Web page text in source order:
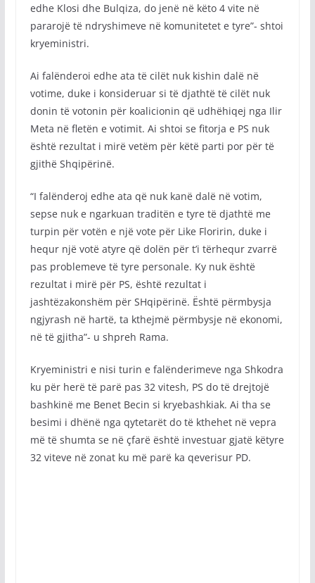
edhe Klosi dhe Bulqiza, do jenë në këto 4 vite në
pararojë të ndryshimeve në komunitetet e tyre”- shtoi
kryeministri.
Ai falënderoi edhe ata të cilët nuk kishin dalë në
votime, duke i konsideruar si të djathtë të cilët nuk
donin të votonin për koalicionin që udhëhiqej nga Ilir
Meta në fletën e votimit. Ai shtoi se fitorja e PS nuk
është rezultat i mirë vetëm për këtë parti por për të
gjithë Shqipërinë.
“I falënderoj edhe ata që nuk kanë dalë në votim,
sepse nuk e ngarkuan traditën e tyre të djathtë me
turpin për votën e një vote për Like Floririn, duke i
hequr një votë atyre që dolën për t’i tërhequr zvarrë
pas problemeve të tyre personale. Ky nuk është
rezultat i mirë për PS, është rezultat i
jashtëzakonshëm për SHqipërinë. Është përmbysja
ngjyrash në hartë, ta kthejmë përmbysje në ekonomi,
në të gjitha”- u shpreh Rama.
Kryeministri e nisi turin e falënderimeve nga Shkodra
ku për herë të parë pas 32 vitesh, PS do të drejtojë
bashkinë me Benet Becin si kryebashkiak. Ai tha se
besimi i dhënë nga qytetarët do të kthehet në vepra
më të shumta se në çfarë është investuar gjatë këtyre
32 viteve në zonat ku më parë ka qeverisur PD.